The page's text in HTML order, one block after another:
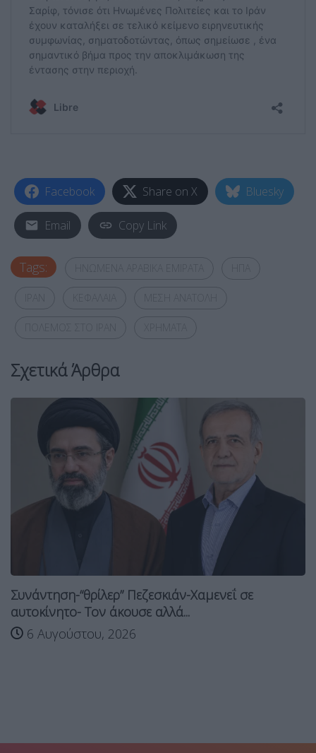
Facebook Share on X Bluesky
Email Copy Link
Tags:
Σχετικά Άρθρα
Συνάντηση-“θρίλερ” Πεζεσκιάν-Χαμενεΐ σε
αυτοκίνητο- Τον άκουσε αλλά...
6 Αυγούστου, 2026